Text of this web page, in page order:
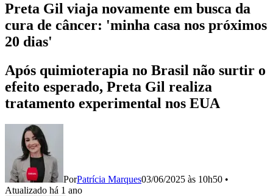
Preta Gil viaja novamente em busca da
cura de câncer: 'minha casa nos próximos
20 dias'
Após quimioterapia no Brasil não surtir o
efeito esperado, Preta Gil realiza
tratamento experimental nos EUA
PorPatrícia Marques03/06/2025 às 10h50 •
Atualizado há 1 ano